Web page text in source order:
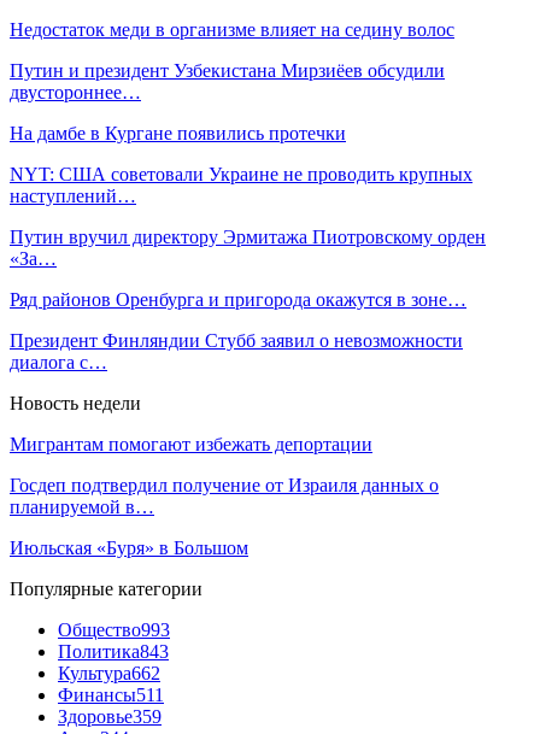
Недостаток меди в организме влияет на седину волос
Путин и президент Узбекистана Мирзиёев обсудили
двустороннее…
На дамбе в Кургане появились протечки
NYT: США советовали Украине не проводить крупных
наступлений…
Путин вручил директору Эрмитажа Пиотровскому орден
«За…
Ряд районов Оренбурга и пригорода окажутся в зоне…
Президент Финляндии Стубб заявил о невозможности
диалога с…
Новость недели
Мигрантам помогают избежать депортации
Госдеп подтвердил получение от Израиля данных о
планируемой в…
Июльская «Буря» в Большом
Популярные категории
Общество993
Политика843
Культура662
Финансы511
Здоровье359